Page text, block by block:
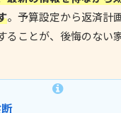
。予算設定から返済計
ることが、後悔のない